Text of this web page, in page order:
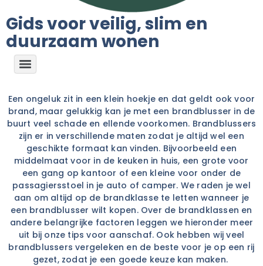
Gids voor veilig, slim en
duurzaam wonen
Een ongeluk zit in een klein hoekje en dat geldt ook voor
brand, maar gelukkig kan je met een brandblusser in de
buurt veel schade en ellende voorkomen. Brandblussers
zijn er in verschillende maten zodat je altijd wel een
geschikte formaat kan vinden. Bijvoorbeeld een
middelmaat voor in de keuken in huis, een grote voor
een gang op kantoor of een kleine voor onder de
passagiersstoel in je auto of camper. We raden je wel
aan om altijd op de brandklasse te letten wanneer je
een brandblusser wilt kopen. Over de brandklassen en
andere belangrijke factoren leggen we hieronder meer
uit bij onze tips voor aanschaf. Ook hebben wij veel
brandblussers vergeleken en de beste voor je op een rij
gezet, zodat je een goede keuze kan maken.